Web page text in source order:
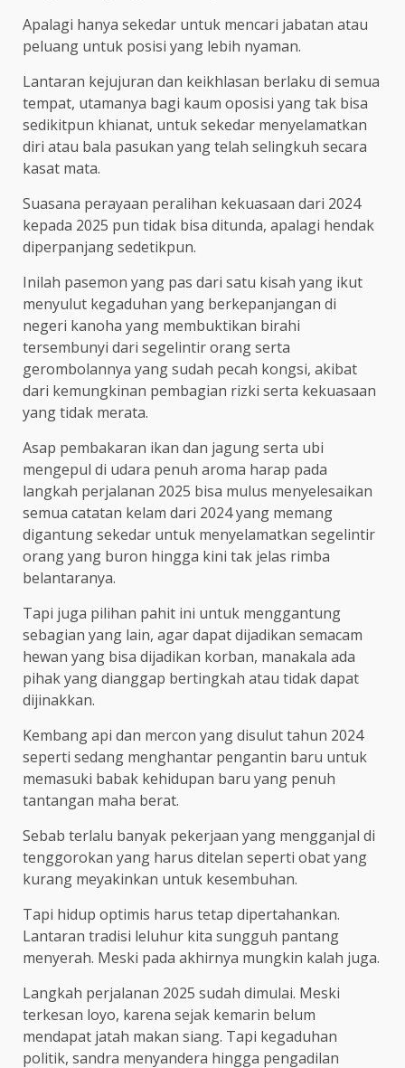
Apalagi hanya sekedar untuk mencari jabatan atau
peluang untuk posisi yang lebih nyaman.
Lantaran kejujuran dan keikhlasan berlaku di semua
tempat, utamanya bagi kaum oposisi yang tak bisa
sedikitpun khianat, untuk sekedar menyelamatkan
diri atau bala pasukan yang telah selingkuh secara
kasat mata.
Suasana perayaan peralihan kekuasaan dari 2024
kepada 2025 pun tidak bisa ditunda, apalagi hendak
diperpanjang sedetikpun.
Inilah pasemon yang pas dari satu kisah yang ikut
menyulut kegaduhan yang berkepanjangan di
negeri kanoha yang membuktikan birahi
tersembunyi dari segelintir orang serta
gerombolannya yang sudah pecah kongsi, akibat
dari kemungkinan pembagian rizki serta kekuasaan
yang tidak merata.
Asap pembakaran ikan dan jagung serta ubi
mengepul di udara penuh aroma harap pada
langkah perjalanan 2025 bisa mulus menyelesaikan
semua catatan kelam dari 2024 yang memang
digantung sekedar untuk menyelamatkan segelintir
orang yang buron hingga kini tak jelas rimba
belantaranya.
Tapi juga pilihan pahit ini untuk menggantung
sebagian yang lain, agar dapat dijadikan semacam
hewan yang bisa dijadikan korban, manakala ada
pihak yang dianggap bertingkah atau tidak dapat
dijinakkan.
Kembang api dan mercon yang disulut tahun 2024
seperti sedang menghantar pengantin baru untuk
memasuki babak kehidupan baru yang penuh
tantangan maha berat.
Sebab terlalu banyak pekerjaan yang mengganjal di
tenggorokan yang harus ditelan seperti obat yang
kurang meyakinkan untuk kesembuhan.
Tapi hidup optimis harus tetap dipertahankan.
Lantaran tradisi leluhur kita sungguh pantang
menyerah. Meski pada akhirnya mungkin kalah juga.
Langkah perjalanan 2025 sudah dimulai. Meski
terkesan loyo, karena sejak kemarin belum
mendapat jatah makan siang. Tapi kegaduhan
politik, sandra menyandera hingga pengadilan